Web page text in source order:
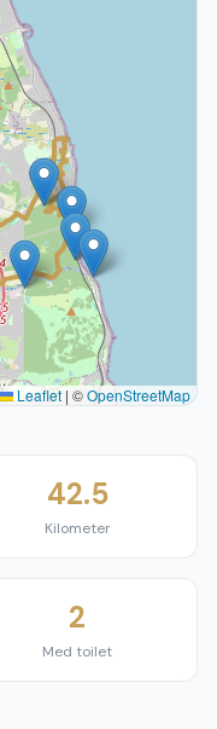
Leaflet | ©OpenStreetMap
42.5
Kilometer
2
Med toilet